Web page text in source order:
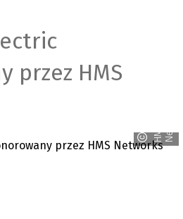
przez HMS
H
M
S
N
e
t
w
o
r
ks